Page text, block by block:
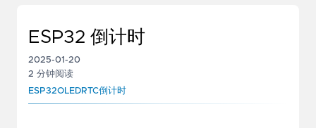
ESP32 倒计时
2025-01-20
2 分钟阅读
ESP32OLEDRTC倒计时